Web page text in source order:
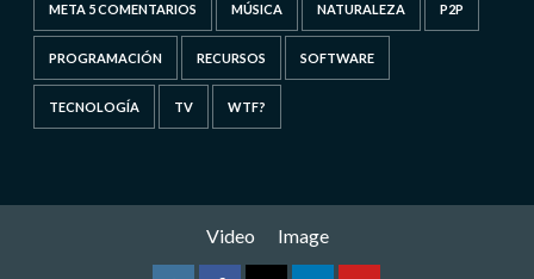
META 5 COMENTARIOS MÚSICA NATURALEZA P2P
PROGRAMACIÓN RECURSOS SOFTWARE
TECNOLOGÍA TV WTF?
Video Image